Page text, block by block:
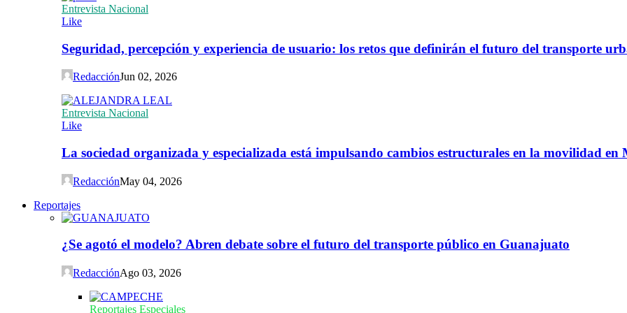
Entrevista Nacional
Like
Seguridad, percepción y experiencia de usuario: los retos que definirán el futuro del transporte
RedacciónJun 02, 2026
Entrevista Nacional
Like
La sociedad organizada y especializada está impulsando cambios estructurales en la movilidad en
RedacciónMay 04, 2026
Reportajes
¿Se agotó el modelo? Abren debate sobre el futuro del transporte público en Guanajuato
RedacciónAgo 03, 2026
Reportajes Especiales